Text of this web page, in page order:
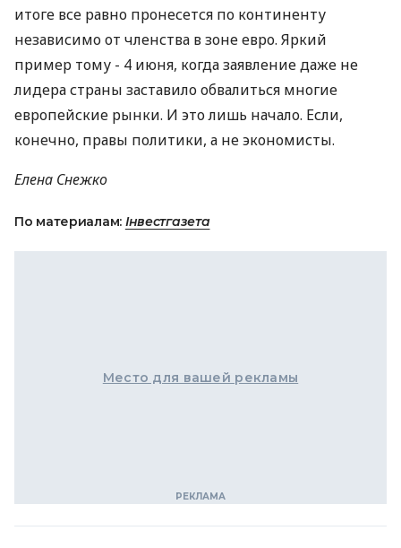
итоге все равно пронесется по континенту
независимо от членства в зоне евро. Яркий
пример тому - 4 июня, когда заявление даже не
лидера страны заставило обвалиться многие
европейские рынки. И это лишь начало. Если,
конечно, правы политики, а не экономисты.
Елена Снежко
По материалам: Інвестгазета
Место для вашей рекламы